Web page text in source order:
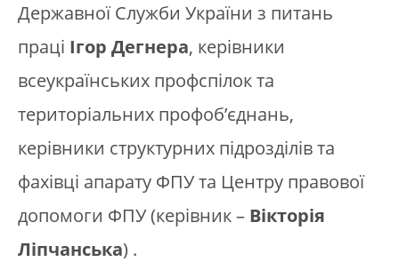
Державної Служби України з питань
праці Ігор Дегнера, керівники
всеукраїнських профспілок та
територіальних профоб’єднань,
керівники структурних підрозділів та
фахівці апарату ФПУ та Центру правової
допомоги ФПУ (керівник – Вікторія
Ліпчанська) .